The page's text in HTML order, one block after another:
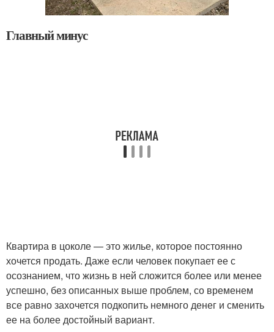
Главный минус
Квартира в цоколе — это жилье, которое постоянно
хочется продать. Даже если человек покупает ее с
осознанием, что жизнь в ней сложится более или менее
успешно, без описанных выше проблем, со временем
все равно захочется подкопить немного денег и сменить
ее на более достойный вариант.